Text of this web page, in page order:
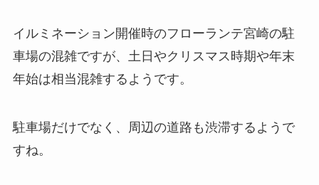
イルミネーション開催時のフローランテ宮崎の駐
車場の混雑ですが、土日やクリスマス時期や年末
年始は相当混雑するようです。
駐車場だけでなく、周辺の道路も渋滞するようで
すね。